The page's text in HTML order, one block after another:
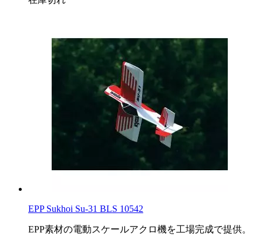
EPP Sukhoi Su-31 BLS 10542
EPP素材の電動スケールアクロ機を工場完成で提供。